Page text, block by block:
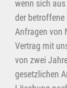
wenn sich
der
Anfragen von
Vertrag mit
von zwei
gesetzlichen